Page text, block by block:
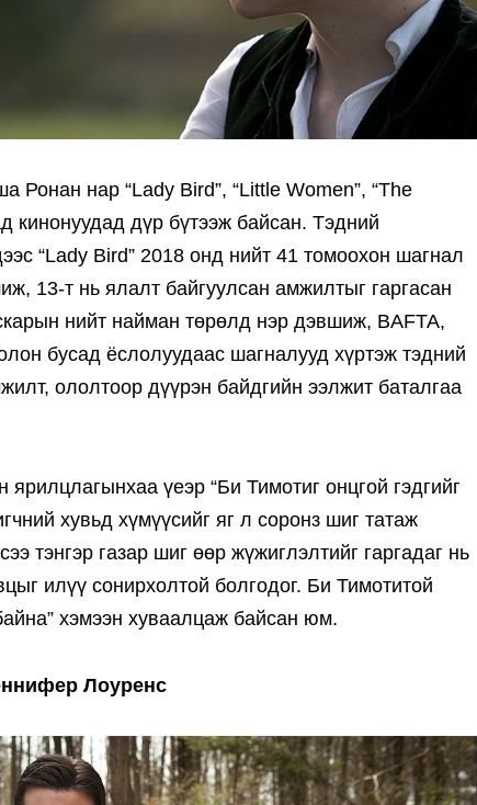
нар “Lady Bird”, “Little Women”, “The
кинонуудад дүр бүтээж байсан. Тэдний
“Lady Bird” 2018 онд нийт 41 томоохон шагнал
13-т нь ялалт байгуулсан амжилтыг гаргасан
нийт найман төрөлд нэр дэвшиж, BAFTA,
бусад ёслолуудаас шагналууд хүртэж тэдний
ололтоор дүүрэн байдгийн ээлжит баталгаа
үеэр “Би Тимотиг онцгой гэдгийг
хувьд хүмүүсийг яг л соронз шиг татаж
тэнгэр газар шиг өөр жүжиглэлтийг гаргадаг нь
илүү сонирхолтой болгодог. Би Тимотитой
хэмээн хуваалцаж байсан юм.
Лоуренс